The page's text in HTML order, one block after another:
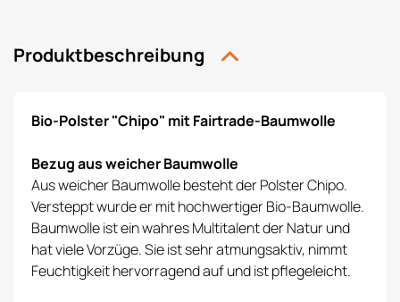
Produktbeschreibung
Bio-Polster "Chipo" mit Fairtrade-Baumwolle
Bezug aus weicher Baumwolle
Aus weicher Baumwolle besteht der Polster Chipo.
Versteppt wurde er mit hochwertiger Bio-Baumwolle.
Baumwolle ist ein wahres Multitalent der Natur und
hat viele Vorzüge. Sie ist sehr atmungsaktiv, nimmt
Feuchtigkeit hervorragend auf und ist pflegeleicht.